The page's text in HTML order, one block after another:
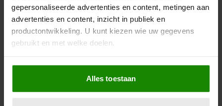
gepersonaliseerde advertenties en content, metingen aan
advertenties en content, inzicht in publiek en
productontwikkeling. U kunt kiezen wie uw gegevens
gebruikt en met welke doelen.
Als u het toestaat, willen we ook graag:
Informatie verzamelen over uw geografische
locatie, die tot een paar meter nauwkeurig kan zijn
Alles toestaan